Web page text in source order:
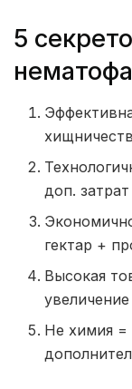
5
доп.
гектар +
Высокая
Не химия =